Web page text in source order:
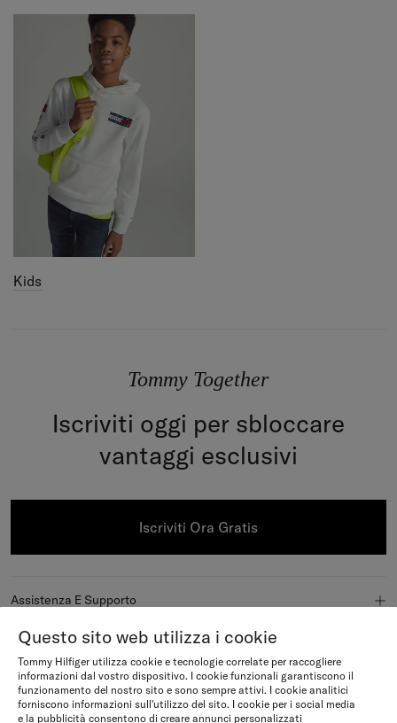
Kids
Tommy Together
Iscriviti oggi per sbloccare
vantaggi esclusivi
Iscriviti Ora Gratis
Assistenza E Supporto
FAQ
Lo stato dell'ordine
Consegne
Tommy Hilfiger
A proposito di noi
Iscriviti
Questo sito web utilizza i cookie
Tommy Hilfiger utilizza cookie e tecnologie correlate per raccogliere
informazioni dal vostro dispositivo. I cookie funzionali garantiscono il
funzionamento del nostro sito e sono sempre attivi. I cookie analitici
forniscono informazioni sull'utilizzo del sito. I cookie per i social media
e la pubblicità consentono di creare annunci personalizzati